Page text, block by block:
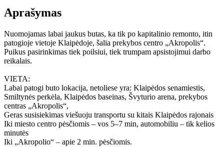
Aprašymas
Nuomojamas labai jaukus butas, ka tik po kapitalinio remonto, itin
patogioje vietoje Klaipėdoje, šalia prekybos centro „Akropolis“.
Puikus pasirinkimas tiek poilsiui, tiek trumpam apsistojimui darbo
reikalais.
VIETA:
Labai patogi buto lokacija, netoliese yra: Klaipėdos senamiestis,
Smiltynės perkėla, Klaipėdos baseinas, Švyturio arena, prekybos
centras „Akropolis“,
Geras susisiekimas viešuoju transportu su kitais Klaipėdos rajonais
Iki miesto centro pėsčiomis – vos 5–7 min, automobiliu – tik kelios
minutės
Iki „Akropolio“ – apie 2 min. pėsčiomis.